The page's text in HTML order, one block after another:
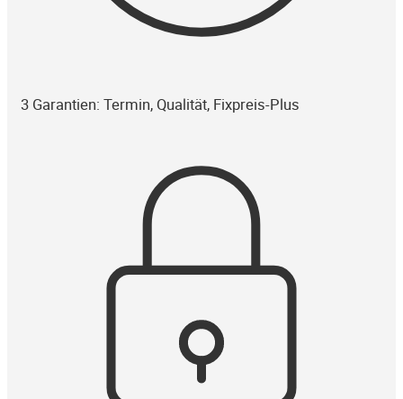
3 Garantien: Termin, Qualität, Fixpreis-Plus